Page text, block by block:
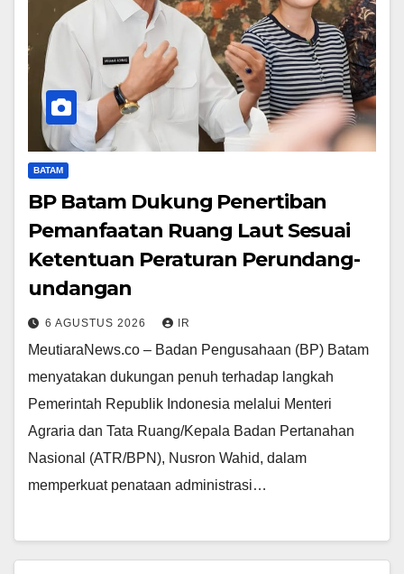
BATAM
BP Batam Dukung Penertiban
Pemanfaatan Ruang Laut Sesuai
Ketentuan Peraturan Perundang-
undangan
6 AGUSTUS 2026 IR
MeutiaraNews.co – Badan Pengusahaan (BP) Batam
menyatakan dukungan penuh terhadap langkah
Pemerintah Republik Indonesia melalui Menteri
Agraria dan Tata Ruang/Kepala Badan Pertanahan
Nasional (ATR/BPN), Nusron Wahid, dalam
memperkuat penataan administrasi…